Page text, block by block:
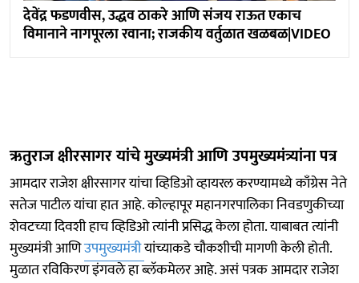
देवेंद्र फडणवीस, उद्धव ठाकरे आणि संजय राऊत एकाच
विमानाने नागपूरला रवाना; राजकीय वर्तुळात खळबळ|VIDEO
ऋतुराज क्षीरसागर यांचे मुख्यमंत्री आणि उपमुख्यमंत्र्यांना पत्र
आमदार राजेश क्षीरसागर यांचा व्हिडिओ व्हायरल करण्यामध्ये काँग्रेस नेते
सतेज पाटील यांचा हात आहे. कोल्हापूर महानगरपालिका निवडणुकीच्या
शेवटच्या दिवशी हाच व्हिडिओ त्यांनी प्रसिद्ध केला होता. याबाबत त्यांनी
मुख्यमंत्री आणिउपमुख्यमंत्रीयांच्याकडे चौकशीची मागणी केली होती.
मुळात रविकिरण इंगवले हा ब्लॅकमेलर आहे. असं पत्रक आमदार राजेश